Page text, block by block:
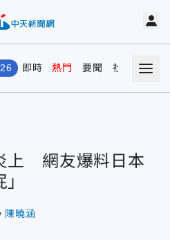
即時 熱門 要聞 社會 娛樂
上 網友爆料日本
陳曉涵